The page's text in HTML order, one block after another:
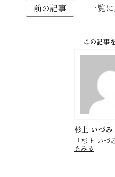
前の記事 一覧に
この記事
杉上 いづみ
「杉上 いづ
をみる